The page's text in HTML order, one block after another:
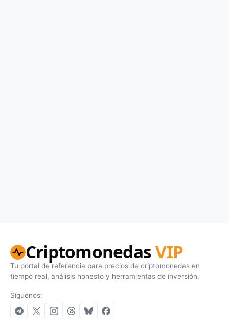
CriptomonedasVIP
Tu portal de referencia para precios de criptomonedas en
tiempo real, análisis honesto y herramientas de inversión.
Síguenos: